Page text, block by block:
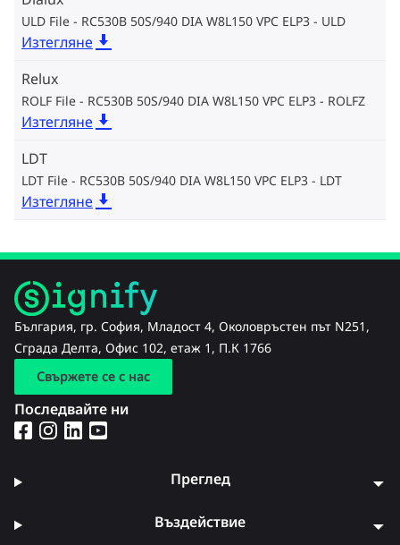
ULD File - RC530B 50S/940 DIA W8L150 VPC ELP3 ULD
Изтегляне
Relux
ROLF File - RC530B 50S/940 DIA W8L150 VPC ELP3 ROLFZ
Изтегляне
LDT
LDT File - RC530B 50S/940 DIA W8L150 VPC ELP3 LDT
Изтегляне
България, гр. София, Младост 4, Околовръстен път N251,
Сграда Делта, Офис 102, етаж 1, П.К 1766
Свържете се с нас
Последвайте ни
Преглед
Въздействие